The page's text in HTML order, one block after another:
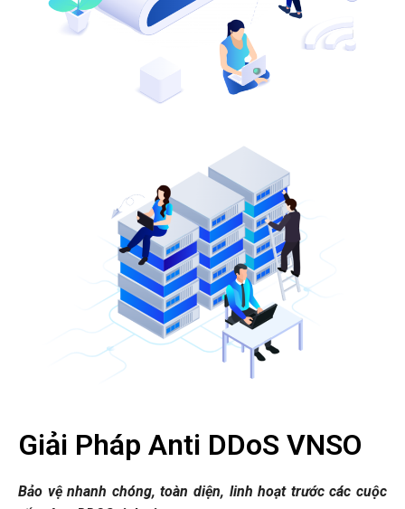
Giải Pháp Anti DDoS VNSO
Bảo vệ nhanh chóng, toàn diện, linh hoạt trước các cuộc